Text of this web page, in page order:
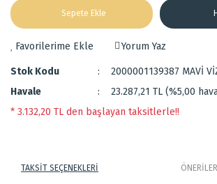
Sepete Ekle
Yorum Yaz
Stok Kodu
2000001139387 MAVİ
Havale
23.287,21 TL (%5,00
* 3.132,20 TL den başlayan taksitlerle!!
TAKSİT SEÇENEKLERİ